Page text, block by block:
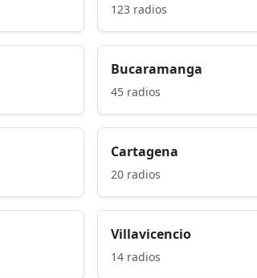
123 radios
Bucaramanga
45 radios
Cartagena
20 radios
Villavicencio
14 radios